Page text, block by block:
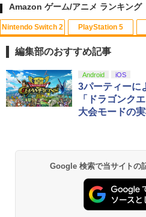
1
【中古】ド
イステーシ
ゲーム
￥1,910
用） [CFI-
エッジ ステ
￥2,679
1
劇場版「鬼
窩座再来(通
晴 ]
￥3,960
「少女☆歌
Amazon ゲーム/アニメ ランキング
Nintendo Switch 2
1
スプラトゥ
コード版
￥5,832
スプラトゥ
PlayStation 5
1
PlayStation
日本語専用
ese only
￥55,000
Beast of
プロダクト
￥7,286
1
【純正品】
ラー +
￥8,300
2
【純正品】
ラー (ロボ
￥7,681
1
【
第三章 蛇
ナル三方背
(オリジナ
カー特典:【
劇場版「鬼
窩座再来 通
編集部のおすすめ記事
Android iOS
3パーティーに
「ドラゴンク
大会モードの
Google 検索で当サイトの